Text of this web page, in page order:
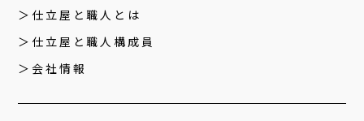
仕立屋と職人とは
仕立屋と職人構成員
会社情報